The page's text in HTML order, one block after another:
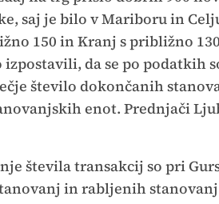
saj je bilo v Mariboru in
150 in Kranj s približno
izpostavili, da se po podatkih
število dokončanih
enot. Prednjači
števila transakcij so pri
in rabljenih